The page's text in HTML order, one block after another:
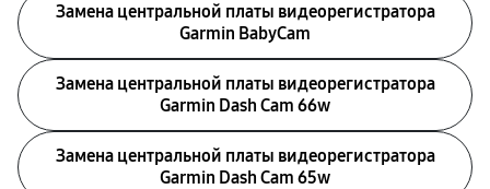
Замена центральной платы видеорегистратора
Garmin BabyCam
Замена центральной платы видеорегистратора
Garmin Dash Cam 66w
Замена центральной платы видеорегистратора
Garmin Dash Cam 65w